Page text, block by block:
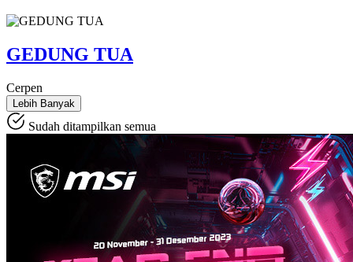
GEDUNG TUA
Cerpen
Lebih Banyak
Sudah ditampilkan semua